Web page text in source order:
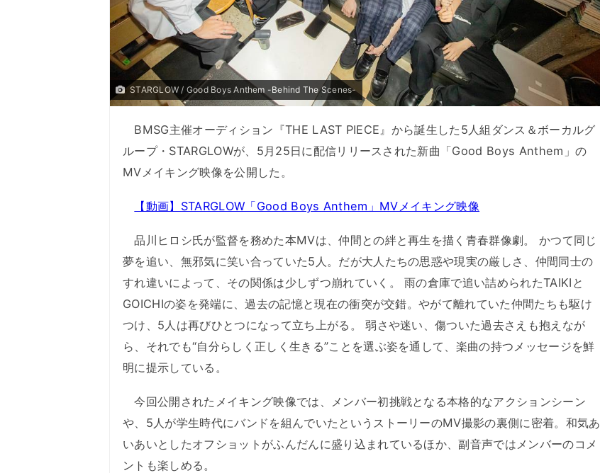
STARGLOW / Good Boys Anthem -Behind The Scenes-
BMSG主催オーディション『THE LAST PIECE』から誕生した5人組ダンス＆ボーカルグ
ループ・STARGLOWが、5月25日に配信リリースされた新曲「Good Boys Anthem」の
MVメイキング映像を公開した。
【動画】STARGLOW「Good Boys Anthem」MVメイキング映像
品川ヒロシ氏が監督を務めた本MVは、仲間との絆と再生を描く青春群像劇。 かつて同じ
夢を追い、無邪気に笑い合っていた5人。だが大人たちの思惑や現実の厳しさ、仲間同士の
すれ違いによって、その関係は少しずつ崩れていく。 雨の倉庫で追い詰められたTAIKIと
GOICHIの姿を発端に、過去の記憶と現在の衝突が交錯。やがて離れていた仲間たちも駆け
つけ、5人は再びひとつになって立ち上がる。 弱さや迷い、傷ついた過去さえも抱えなが
ら、それでも“自分らしく正しく生きる”ことを選ぶ姿を通して、楽曲の持つメッセージを鮮
明に提示している。
今回公開されたメイキング映像では、メンバー初挑戦となる本格的なアクションシーン
や、5人が学生時代にバンドを組んでいたというストーリーのMV撮影の裏側に密着。和気あ
いあいとしたオフショットがふんだんに盛り込まれているほか、副音声ではメンバーのコメ
ントも楽しめる。